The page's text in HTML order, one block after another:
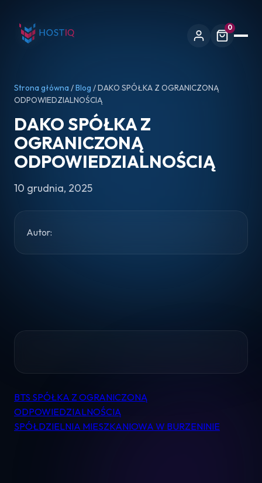
0
Home
Pomoc
Strona główna /Blog / DAKO SPÓŁKA Z OGRANICZONĄ
ODPOWIEDZIALNOŚCIĄ
DAKO SPÓŁKA Z
OGRANICZONĄ
ODPOWIEDZIALNOŚCIĄ
10 grudnia, 2025
Autor:
Nawigacja
wpisu
BTS SPÓŁKA Z OGRANICZONĄ
ODPOWIEDZIALNOŚCIĄ
SPÓŁDZIELNIA MIESZKANIOWA W BURZENINIE